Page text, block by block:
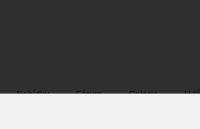
Nabídky Fórum Galerie